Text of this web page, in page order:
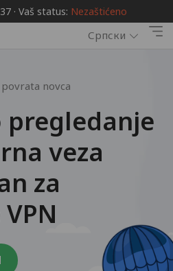
· Vaš status: Nezaštićeno
Српски
novca
veza
za